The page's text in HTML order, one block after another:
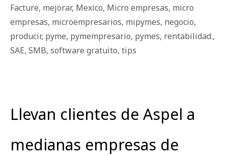
Facture, mejorar, Mexico, Micro empresas, micro
empresas, microempresarios, mipymes, negocio,
producir, pyme, pymempresario, pymes, rentabilidad.,
SAE, SMB, software gratuito, tips
Llevan clientes de Aspel a
medianas empresas de